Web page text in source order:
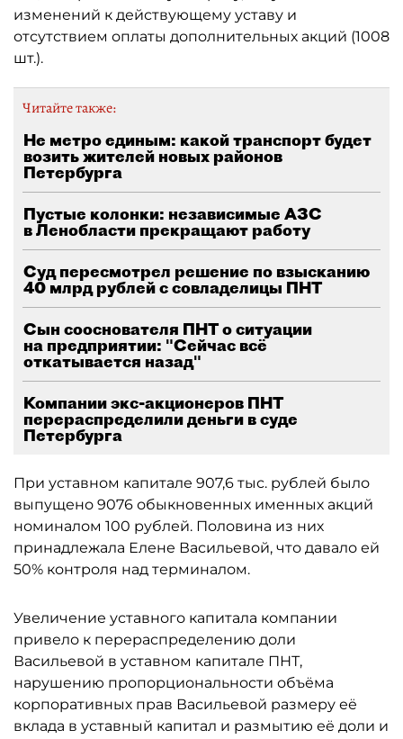
изменений к действующему уставу и
отсутствием оплаты дополнительных акций (1008
шт.).
Читайте также:
Не метро единым: какой транспорт будет
возить жителей новых районов
Петербурга
Пустые колонки: независимые АЗС
в Ленобласти прекращают работу
Суд пересмотрел решение по взысканию
40 млрд рублей с совладелицы ПНТ
Сын сооснователя ПНТ о ситуации
на предприятии: "Сейчас всё
откатывается назад"
Компании экс-акционеров ПНТ
перераспределили деньги в суде
Петербурга
При уставном капитале 907,6 тыс. рублей было
выпущено 9076 обыкновенных именных акций
номиналом 100 рублей. Половина из них
принадлежала Елене Васильевой, что давало ей
50% контроля над терминалом.
Увеличение уставного капитала компании
привело к перераспределению доли
Васильевой в уставном капитале ПНТ,
нарушению пропорциональности объёма
корпоративных прав Васильевой размеру её
вклада в уставный капитал и размытию её доли и